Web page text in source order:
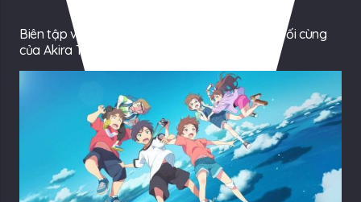
Biên tập viên Dragon Ball chỉ trích tác phẩm cuối cùng
của Akira Toriyama là “một bộ anime rác rưởi”